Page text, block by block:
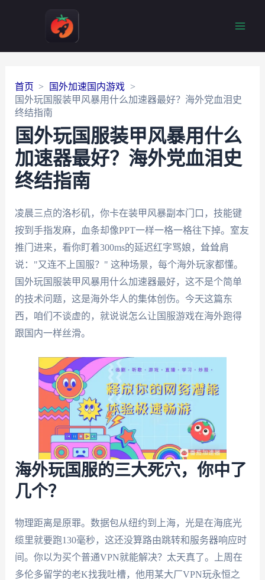
首页
国外加速国内游戏
国外玩国服装甲风暴用什么加速器最好？海外党血泪史
终结指南
国外玩国服装甲风暴用什么
加速器最好？海外党血泪史
终结指南
凌晨三点的洛杉矶，你卡在装甲风暴副本门口，技能键
按到手指发麻，血条却像PPT一样一格一格往下掉。室友
推门进来，看你盯着300ms的延迟红字骂娘，耸耸肩
说："又连不上国服？" 这种场景，每个海外玩家都懂。
国外玩国服装甲风暴用什么加速器最好，这不是个简单
的技术问题，这是海外华人的集体创伤。今天这篇东
西，咱们不谈虚的，就说说怎么让国服游戏在海外跑得
跟国内一样丝滑。
海外玩国服的三大死穴，你中了
几个？
物理距离是原罪。数据包从纽约到上海，光是在海底光
缆里就要跑130毫秒，这还没算路由跳转和服务器响应时
间。你以为买个普通VPN就能解决？太天真了。上周在
多伦多留学的老K找我吐槽，他用某大厂VPN玩永恒之